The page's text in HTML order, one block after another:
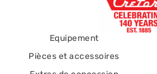
Equipement
Pièces et accessoires